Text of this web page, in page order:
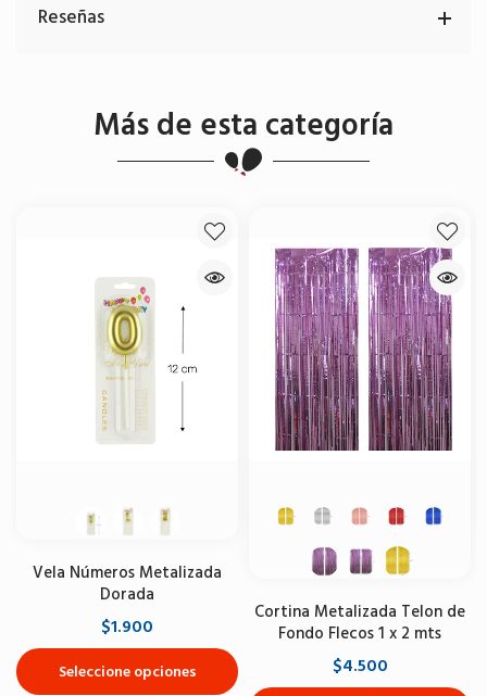
Reseñas
Más de esta categoría
Vela Números Metalizada
Dorada
$1.900
Seleccione opciones
Cortina Metalizada Telon de
Fondo Flecos 1 x 2 mts
$4.500